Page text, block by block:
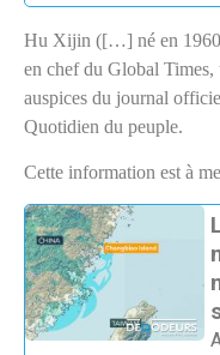
Hu Xijin ([…] né en
en chef du Global Times,
auspices du journal
Quotidien du peuple.
Cette information est à